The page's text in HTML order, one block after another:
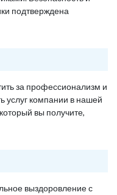
подтверждена
за профессионализм и
услуг компании в нашей
вы получите,
выздоровление с